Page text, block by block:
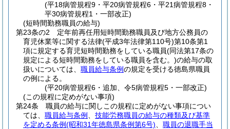
(平18病管規程9・平20病管規程6・平21病管規程8・
平30病管規程1・一部改正)
(短時間勤務職員の給与)
第23条の2
定年前再任用短時間勤務職員及び地方公務員の
育児休業等に関する法律(平成3年法律第110号)第10条第1
項に規定する育児短時間勤務をしている職員(同法第17条の
規定による短時間勤務をしている職員を含む。)の給与の取
扱いについては、 職員給与条例の規定を受ける徳島県職員
の例による。
(平20病管規程6・追加、令5病管規程5・一部改正)
(この規程に定めがない事項)
第24条
職員の給与に関しこの規程に定めがない事項につい
ては、 職員給与条例
技能労務職員の給与の種類及び基準
を定める条例(昭和31年徳島県条例第6号)
職員の退職手当